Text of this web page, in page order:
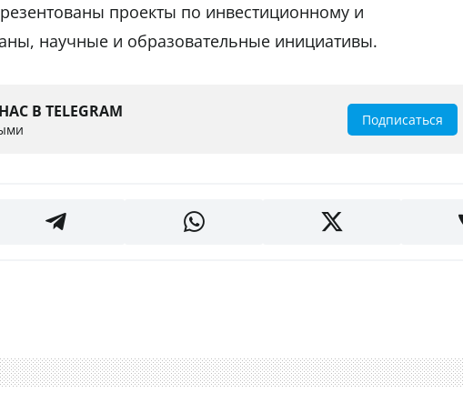
проекты по инвестиционному и
научные и образовательные инициативы.
В TELEGRAM Подписаться